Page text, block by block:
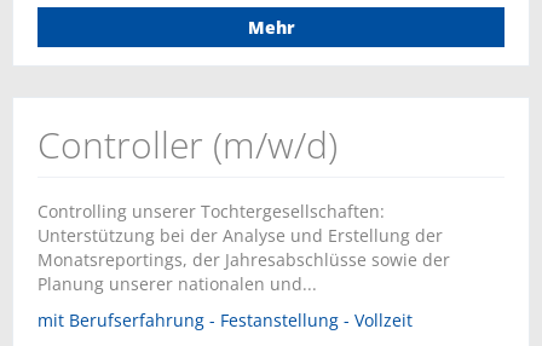
Mehr
Controller (m/w/d)
Controlling unserer Tochtergesellschaften:
Unterstützung bei der Analyse und Erstellung der
Monatsreportings, der Jahresabschlüsse sowie der
Planung unserer nationalen und...
mit Berufserfahrung - Festanstellung - Vollzeit